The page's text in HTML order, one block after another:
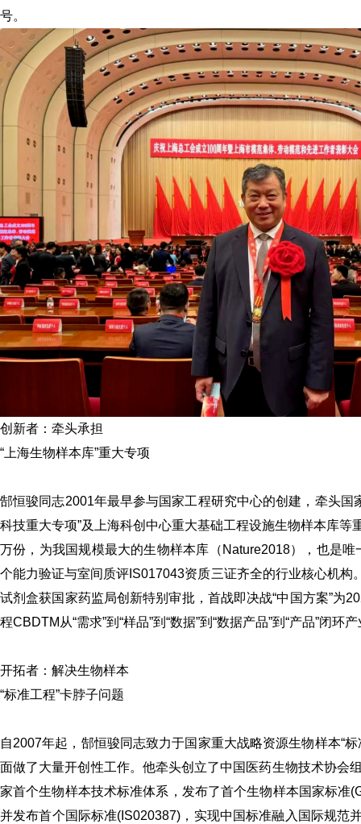
号。
创新者：牵头承担
“上海生物样本库”重大专项
郜恒骏同志2001年最早参与国家工程研究中心的创建，牵头国
科技重大专项”及上海科创中心重大基础工程设施生物样本库
万份，为我国规模最大的生物样本库（Nature2018），也是
个能力验证与室间质评IS017043资质三证齐全的行业核心机
试剂盒获国家药监局创新特别审批，首战即决战“中国方案”为
程CBDTM从“需求”到“样品”到“数据”到“数据产品”到“产品”闭
开拓者：解决生物样本
“标准工程”卡脖子问题
自2007年起，郜恒骏同志致力于国家重大战略资源生物样本“
面做了大量开创性工作。他牵头创立了中国医药生物技术协会
家首个生物样本技术标准体系，发布了首个生物样本国家标
并发布首个国际标准(IS020387)，实现中国标准融入国际规